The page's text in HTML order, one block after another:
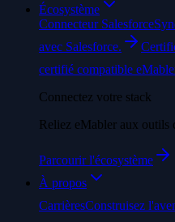
Écosystème
Connecteur Salesforce
avec Salesforce.
certifié compatible
Connectez votre stack
Reliez eMabler aux outils
Parcourir l'écosystème
À propos
CarrièresConstruisez